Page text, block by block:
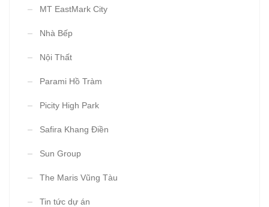
MT EastMark City
Nhà Bếp
Nội Thất
Parami Hồ Tràm
Picity High Park
Safira Khang Điền
Sun Group
The Maris Vũng Tàu
Tin tức dự án